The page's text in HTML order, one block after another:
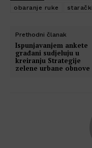
obaranje ruke
Prethodni članak
Ispunjavanjem ankete
građani sudjeluju u
kreiranju Strategije
zelene urbane obnove